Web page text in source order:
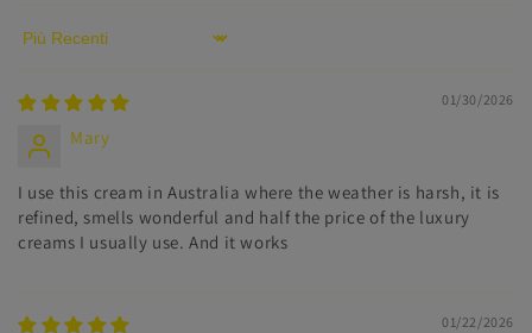
Sort by
01/30/2026
Mary
I use this cream in Australia where the weather is harsh, it is
refined, smells wonderful and half the price of the luxury
creams I usually use. And it works
01/22/2026